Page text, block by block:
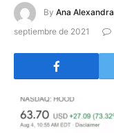
By Ana Alexandra
septiembre de 2021